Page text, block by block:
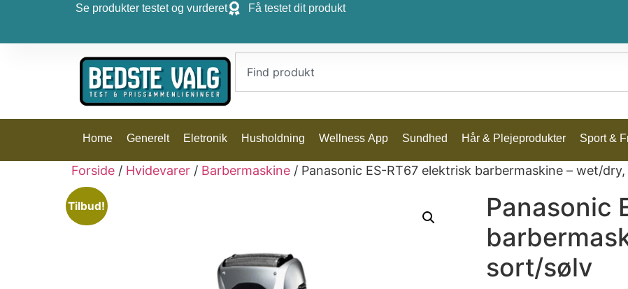
Se produkter testet og vurderet Få testet dit produkt
Home Generelt Eletronik Husholdning Wellness App Sundhed Hår & Plejeprodukter Sport &
Forside / Hvidevarer / Barbermaskine / Panasonic ES-RT67 elektrisk barbermaskine – wet/
Tilbud!
Panasonic
sort/sølv